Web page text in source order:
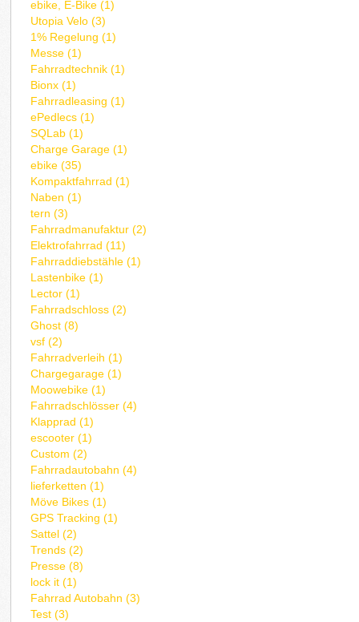
ebike, E-Bike (1)
Utopia Velo (3)
1% Regelung (1)
Messe (1)
Fahrradtechnik (1)
Bionx (1)
Fahrradleasing (1)
ePedlecs (1)
SQLab (1)
Charge Garage (1)
ebike (35)
Kompaktfahrrad (1)
Naben (1)
tern (3)
Fahrradmanufaktur (2)
Elektrofahrrad (11)
Fahrraddiebstähle (1)
Lastenbike (1)
Lector (1)
Fahrradschloss (2)
Ghost (8)
vsf (2)
Fahrradverleih (1)
Chargegarage (1)
Moowebike (1)
Fahrradschlösser (4)
Klapprad (1)
escooter (1)
Custom (2)
Fahrradautobahn (4)
lieferketten (1)
Möve Bikes (1)
GPS Tracking (1)
Sattel (2)
Trends (2)
Presse (8)
lock it (1)
Fahrrad Autobahn (3)
Test (3)